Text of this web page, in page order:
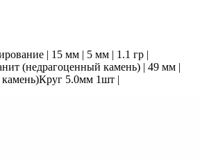
| 15 мм | 5 мм | 1.1 гр |
(недрагоценный камень) | 49 мм |
камень)Круг 5.0мм 1шт |